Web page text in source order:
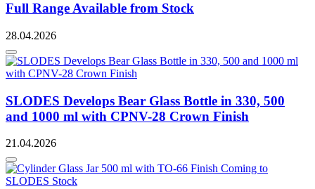
Full Range Available from Stock
28.04.2026
SLODES Develops Bear Glass Bottle in 330, 500
and 1000 ml with CPNV-28 Crown Finish
21.04.2026